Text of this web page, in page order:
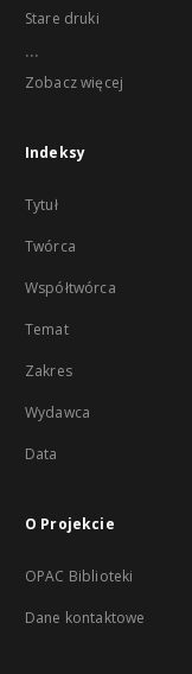
Stare druki
...
Zobacz więcej
Indeksy
Tytuł
Twórca
Współtwórca
Temat
Zakres
Wydawca
Data
O Projekcie
OPAC Biblioteki
Dane kontaktowe